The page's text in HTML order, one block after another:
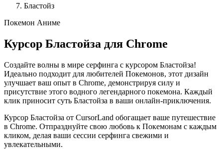
Бластойз
Покемон Аниме
Курсор Бластойза для Chrome
Создайте волны в мире серфинга с курсором Бластойза!
Идеально подходит для любителей Покемонов, этот дизайн
улучшает ваш опыт в Chrome, демонстрируя силу и
присутствие этого водного легендарного покемона. Каждый
клик приносит суть Бластойза в ваши онлайн-приключения.
Курсор Бластойза от CursorLand обогащает ваше путешествие
в Chrome. Отпразднуйте свою любовь к Покемонам с каждым
кликом, делая ваши сессии серфинга свежими и
увлекательными.